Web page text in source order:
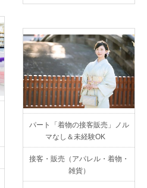
パート「着物の接客販売」ノル
マなし＆未経験OK
接客・販売（アパレル・着物・
雑貨）